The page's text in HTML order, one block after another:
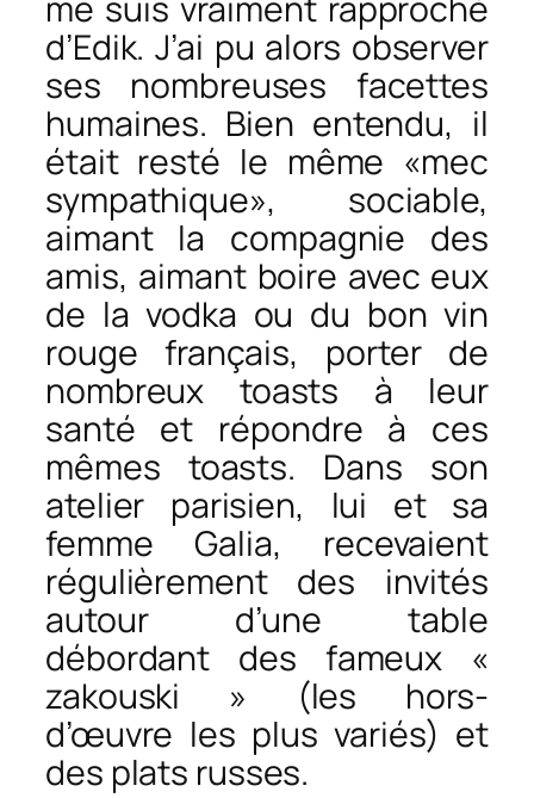
me suis vraiment rapproché
d’Edik. J’ai pu alors observer
ses nombreuses facettes
humaines. Bien entendu, il
était resté le même «mec
sympathique», sociable,
aimant la compagnie des
amis, aimant boire avec eux
de la vodka ou du bon vin
rouge français, porter de
nombreux toasts à leur
santé et répondre à ces
mêmes toasts. Dans son
atelier parisien, lui et sa
femme Galia, recevaient
régulièrement des invités
autour d’une table
débordant des fameux «
zakouski » (les hors-
d’œuvre les plus variés) et
des plats russes.